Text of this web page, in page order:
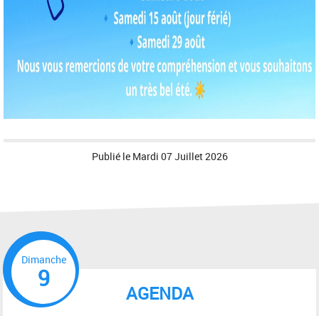
Publié le Mardi 07 Juillet 2026
AGENDA
Dimanche
9